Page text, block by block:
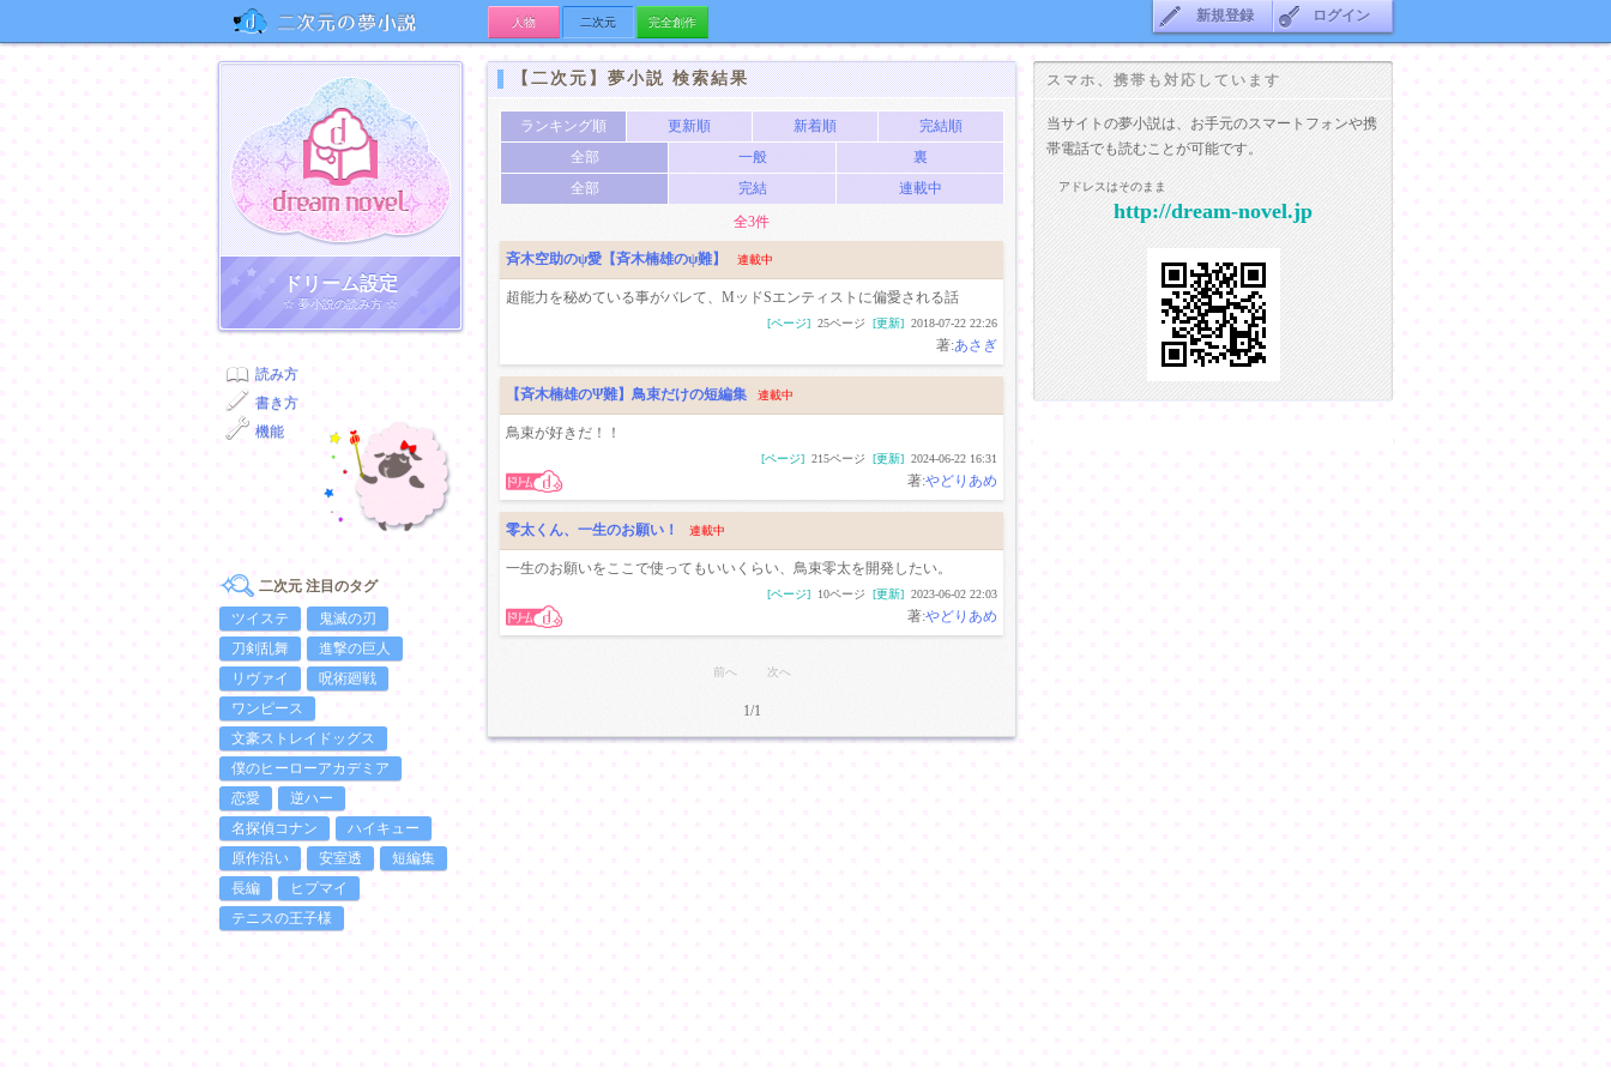
二次元の夢小説
人物 二次元 完全創作 新規登録 ログイン
ドリーム小説
ドリーム設定
☆ 夢小説の読み方 ☆
読み方
書き方
機能
二次元 注目のタグ
ツイステ
鬼滅の刃
刀剣乱舞
進撃の巨人
リヴァイ
呪術廻戦
ワンピース
文豪ストレイドッグス
僕のヒーローアカデミア
恋愛
逆ハー
名探偵コナン
ハイキュー
原作沿い
安室透
短編集
長編
ヒプマイ
テニスの王子様
【二次元】夢小説 検索結果
ランキング順 更新順 新着順
完結順
全部
一般
裏
全部
完結
連載中
全3件
斉木空助のψ愛【斉木楠雄のψ難】 連載中
超能力を秘めている事がバレて、MッドSエンティストに偏愛される話
著:あさぎ
[ページ] 25ページ [更新] 2018-07-22 22:26
【斉木楠雄のΨ難】鳥束だけの短編集 連載中
鳥束が好きだ！！
著:やどりあめ
[ページ] 215ページ [更新] 2024-06-22 16:31
零太くん、一生のお願い！ 連載中
一生のお願いをここで使ってもいいくらい、鳥束零太を開発したい。
著:やどりあめ
[ページ] 10ページ [更新] 2023-06-02 22:03
前へ 次へ
1/1
スマホ、携帯も対応しています
当サイトの夢小説は、お手元のスマートフォンや携
帯電話でも読むことが可能です。
アドレスはそのまま
http://dream-novel.jp